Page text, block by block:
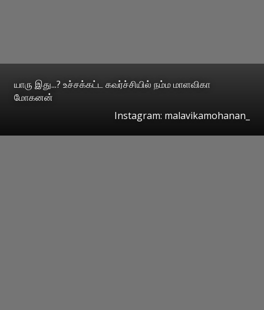
யாரு இது...? உச்சக்கட்ட கவர்ச்சியில் நம்ம மாளவிகா
மோகனன்
Instagram: malavikamohanan_